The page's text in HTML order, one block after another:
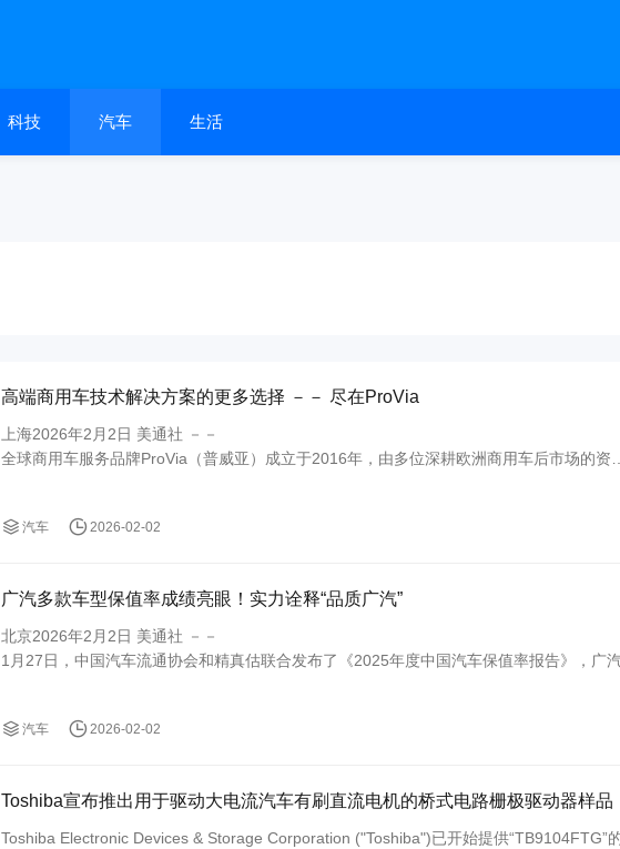
科技 汽车 生活
高端商用车技术解决方案的更多选择 －－ 尽在ProVia
上海2026年2月2日 美通社 －－
全球商用车服务品牌ProVia（普威亚）成立于2016年，由多位深耕欧洲商用车后市场的资深
汽车 2026-02-02
广汽多款车型保值率成绩亮眼！实力诠释“品质广汽”
北京2026年2月2日 美通社 －－
1月27日，中国汽车流通协会和精真估联合发布了《2025年度中国汽车保值率报告》，广
汽车 2026-02-02
Toshiba宣布推出用于驱动大电流汽车有刷直流电机的桥式电路栅极驱动器样品
Toshiba Electronic Devices & Storage Corporation ("Toshiba")已开始提供“TB9104FTG”